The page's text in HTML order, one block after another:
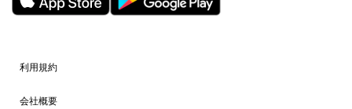
利用規約
会社概要